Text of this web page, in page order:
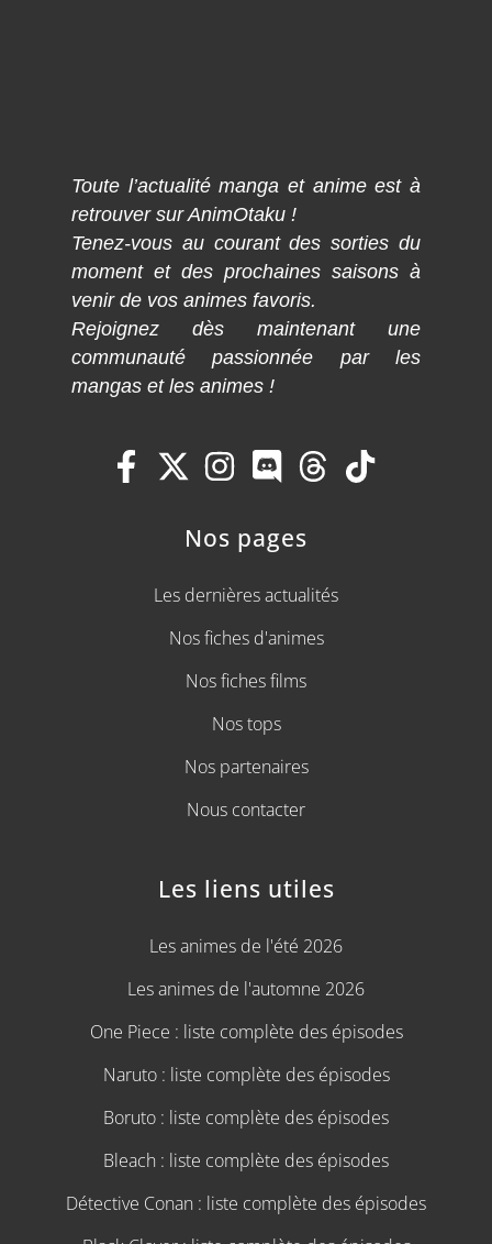
Toute l’actualité manga et anime est à
retrouver sur AnimOtaku !
Tenez-vous au courant des sorties du
moment et des prochaines saisons à
venir de vos animes favoris.
Rejoignez dès maintenant une
communauté passionnée par les
mangas et les animes !
Nos pages
Les dernières actualités
Nos fiches d'animes
Nos fiches films
Nos tops
Nos partenaires
Nous contacter
Les liens utiles
Les animes de l'été 2026
Les animes de l'automne 2026
One Piece : liste complète des épisodes
Naruto : liste complète des épisodes
Boruto : liste complète des épisodes
Bleach : liste complète des épisodes
Détective Conan : liste complète des épisodes